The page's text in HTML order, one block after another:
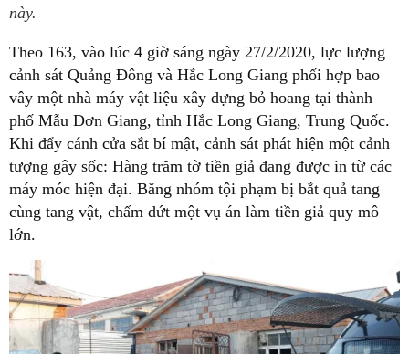
này.
Theo 163, vào lúc 4 giờ sáng ngày 27/2/2020, lực lượng
cảnh sát Quảng Đông và Hắc Long Giang phối hợp bao
vây một nhà máy vật liệu xây dựng bỏ hoang tại thành
phố Mẫu Đơn Giang, tỉnh Hắc Long Giang, Trung Quốc.
Khi đẩy cánh cửa sắt bí mật, cảnh sát phát hiện một cảnh
tượng gây sốc: Hàng trăm tờ tiền giả đang được in từ các
máy móc hiện đại. Băng nhóm tội phạm bị bắt quả tang
cùng tang vật, chấm dứt một vụ án làm tiền giả quy mô
lớn.